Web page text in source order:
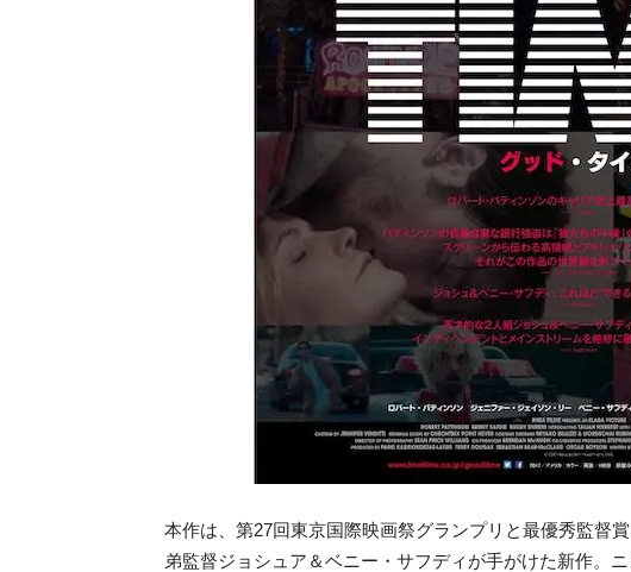
本作は、第27回東京国際映画祭グランプリと最優秀監督
弟監督ジョシュア＆ベニー・サフディが手がけた新作。